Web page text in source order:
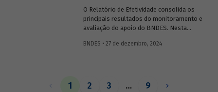
O Relatório de Efetividade consolida os
principais resultados do monitoramento e
avaliação do apoio do BNDES. Nesta
operacional, as entregas e os impactos
BNDES • 27 de dezembro, 2024
1 2 3 … 9